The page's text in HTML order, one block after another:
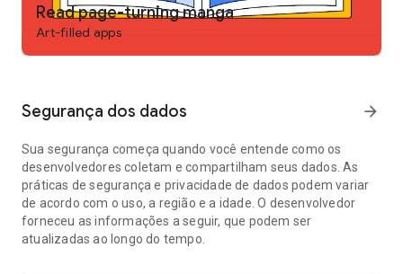
- Lar das webcomics originais que inspiraram as adaptações
para TV e cinema de Tower of God, True Beauty, Sweet Home
e Marry My Husband, disponíveis na Netflix, Disney+,
assinando suas séries favoritas e participando com
comentários!
- Desbloqueie conteúdo premium, como acesso completo às
séries e episódios antecipados, comprando Moedas.
Você é um contador de histórias nato? Use nossa plataforma
CANVAS para publicar suas próprias webcomics e alcançar
um público global. Compartilhe sua história e construa sua
Read page-turning manga
Art-filled apps
Segurança dos dados arrow_forward
Sua segurança começa quando você entende como os
desenvolvedores coletam e compartilham seus dados. As
práticas de segurança e privacidade de dados podem variar
de acordo com o uso, a região e a idade. O desenvolvedor
forneceu as informações a seguir, que podem ser
atualizadas ao longo do tempo.